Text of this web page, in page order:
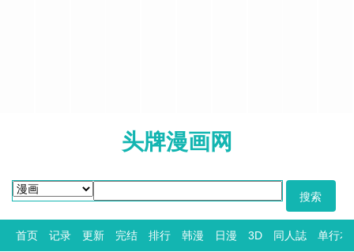
头牌漫画网
首页 记录 更新 完结 排行 韩漫 日漫 3D 同人誌
单行本